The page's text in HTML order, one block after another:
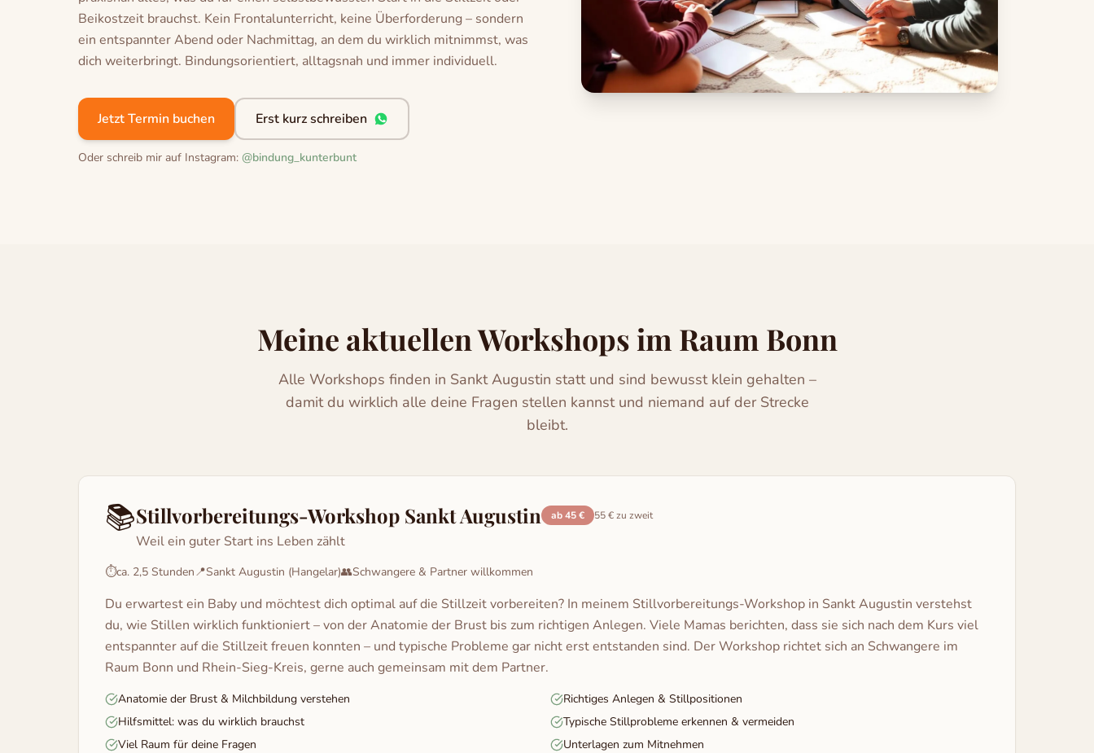
Beikostzeit brauchst. Kein Frontalunterricht, keine Überforderung – sondern
ein entspannter Abend oder Nachmittag, an dem du wirklich mitnimmst, was
dich weiterbringt. Bindungsorientiert, alltagsnah und immer individuell.
Jetzt Termin buchen Erst kurz schreiben
Oder schreib mir auf Instagram: @bindung_kunterbunt
Meine aktuellen Workshops im Raum Bonn
Alle Workshops finden in Sankt Augustin statt und sind bewusst klein gehalten –
damit du wirklich alle deine Fragen stellen kannst und niemand auf der Strecke
bleibt.
📚Stillvorbereitungs-Workshop Sankt Augustin ab 45 € 55 € zu zweit
Weil ein guter Start ins Leben zählt
⏱ca. 2,5 Stunden📍Sankt Augustin (Hangelar)👥Schwangere & Partner willkommen
Du erwartest ein Baby und möchtest dich optimal auf die Stillzeit vorbereiten? In meinem Stillvorbereitungs-Workshop in Sankt Augustin verstehst
du, wie Stillen wirklich funktioniert – von der Anatomie der Brust bis zum richtigen Anlegen. Viele Mamas berichten, dass sie sich nach dem Kurs viel
entspannter auf die Stillzeit freuen konnten – und typische Probleme gar nicht erst entstanden sind. Der Workshop richtet sich an Schwangere im
Raum Bonn und Rhein-Sieg-Kreis, gerne auch gemeinsam mit dem Partner.
Anatomie der Brust & Milchbildung verstehen
Richtiges Anlegen & Stillpositionen
Hilfsmittel: was du wirklich brauchst
Typische Stillprobleme erkennen & vermeiden
Viel Raum für deine Fragen
Unterlagen zum Mitnehmen